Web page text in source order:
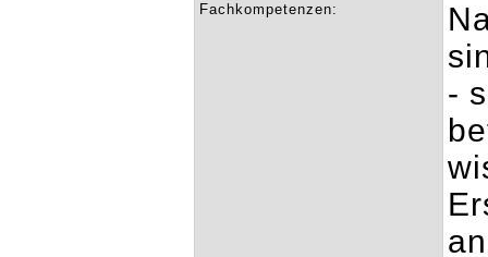
Fachkompetenzen:
-